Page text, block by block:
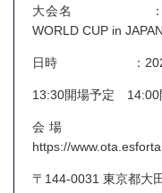
大会名 ：第一回
WORLD CUP in
日時 ：2023年5
13:30開場予定 14:00
会場 ：
https://
〒144-0031 東京都大